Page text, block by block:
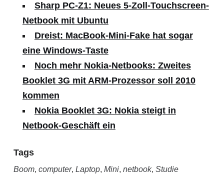
Sharp PC-Z1: Neues 5-Zoll-Touchscreen-
Netbook mit Ubuntu
Dreist: MacBook-Mini-Fake hat sogar
eine Windows-Taste
Noch mehr Nokia-Netbooks: Zweites
Booklet 3G mit ARM-Prozessor soll 2010
kommen
Nokia Booklet 3G: Nokia steigt in
Netbook-Geschäft ein
Tags
Boom, computer, Laptop, Mini, netbook, Studie